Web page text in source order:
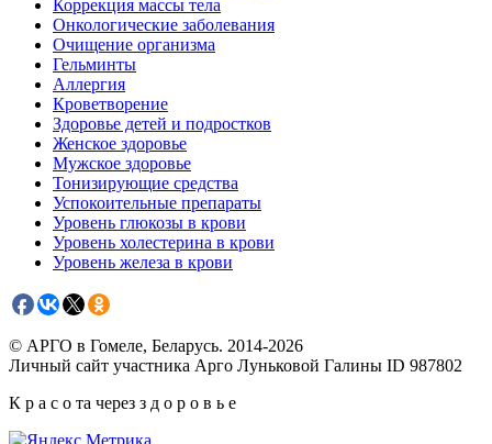
Коррекция массы тела
Онкологические заболевания
Очищение организма
Гельминты
Аллергия
Кроветворение
Здоровье детей и подростков
Женское здоровье
Мужское здоровье
Тонизирующие средства
Успокоительные препараты
Уровень глюкозы в крови
Уровень холестерина в крови
Уровень железа в крови
© АРГО в Гомеле, Беларусь. 2014-2026
Личный сайт участника Арго Луньковой Галины ID 987802
К р а с о та через з д о р о в ь е